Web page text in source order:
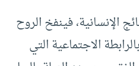
الإنسانية، فينفخ الروح
الاجتماعية التي